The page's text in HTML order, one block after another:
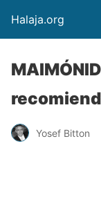
Halaja.org
Yosef Bitton